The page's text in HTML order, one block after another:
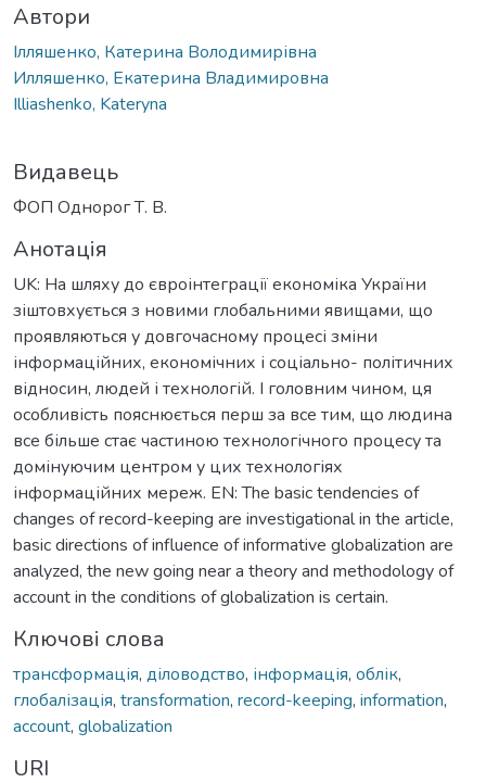
Автори
Ілляшенко, Катерина Володимирівна
Илляшенко, Екатерина Владимировна
Illiashenko, Kateryna
Видавець
ФОП Однорог Т. В.
Анотація
UK: На шляху до євроінтеграції економіка України
зіштовхується з новими глобальними явищами, що
проявляються у довгочасному процесі зміни
інформаційних, економічних і соціально- політичних
відносин, людей і технологій. І головним чином, ця
особливість пояснюється перш за все тим, що людина
все більше стає частиною технологічного процесу та
домінуючим центром у цих технологіях
інформаційних мереж. EN: The basic tendencies of
changes of record-keeping are investigational in the article,
basic directions of influence of informative globalization are
analyzed, the new going near a theory and methodology of
account in the conditions of globalization is certain.
Ключові слова
трансформація, діловодство, інформація, облік,
глобалізація, transformation, record-keeping, information,
account, globalization
URI